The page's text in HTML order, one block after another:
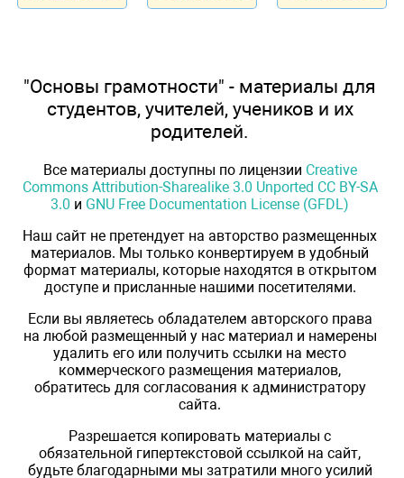
"Основы грамотности" - материалы для
студентов, учителей, учеников и их
родителей.
Все материалы доступны по лицензии Creative
Commons Attribution-Sharealike 3.0 Unported CC BY-SA
3.0 и GNU Free Documentation License (GFDL)
Наш сайт не претендует на авторство размещенных
материалов. Мы только конвертируем в удобный
формат материалы, которые находятся в открытом
доступе и присланные нашими посетителями.
Если вы являетесь обладателем авторского права
на любой размещенный у нас материал и намерены
удалить его или получить ссылки на место
коммерческого размещения материалов,
обратитесь для согласования к администратору
сайта.
Разрешается копировать материалы с
обязательной гипертекстовой ссылкой на сайт,
будьте благодарными мы затратили много усилий